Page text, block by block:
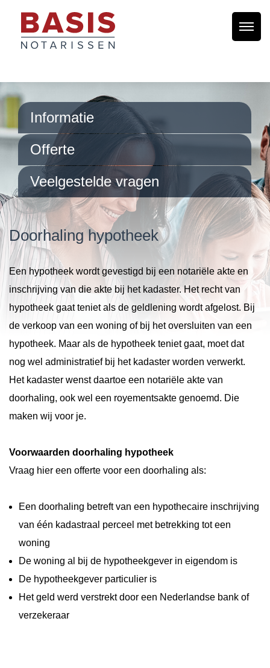
Informatie
Offerte
Veelgestelde vragen
Doorhaling hypotheek
Een hypotheek wordt gevestigd bij een notariële akte en
inschrijving van die akte bij het kadaster. Het recht van
hypotheek gaat teniet als de geldlening wordt afgelost. Bij
de verkoop van een woning of bij het oversluiten van een
hypotheek. Maar als de hypotheek teniet gaat, moet dat
nog wel administratief bij het kadaster worden verwerkt.
Het kadaster wenst daartoe een notariële akte van
doorhaling, ook wel een royementsakte genoemd. Die
maken wij voor je.
Voorwaarden doorhaling hypotheek
Vraag hier een offerte voor een doorhaling als:
Een doorhaling betreft van een hypothecaire inschrijving
van één kadastraal perceel met betrekking tot een
woning
De woning a l bij de hypotheekgever in eigendom is
De hypotheekgever particulier is
Het geld werd verstrekt door een Nederlandse bank of
verzekeraar